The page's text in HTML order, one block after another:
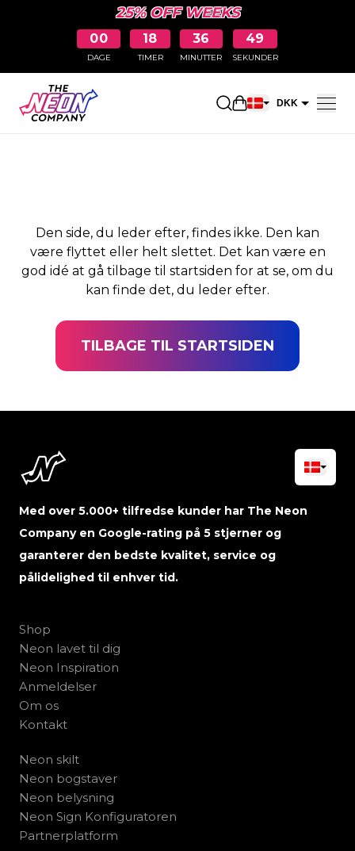
25% OFF WEEKS
00
DAGE
18
TIMER
36
MINUTTER
49
SEKUNDER
Åbn DKK
SIDEN BLEV IKKE
Den side, du leder efter, findes ikke. Den kan
være flyttet eller helt slettet. Det kan være en
god idé at gå tilbage til startsiden for at se, om du
kan finde det, du leder efter.
TILBAGE TIL STARTSIDEN
Med over 5.000+ tilfredse kunder har The Neon
Company en Google-rating på 5 stjerner og
garanterer den bedste kvalitet, service og
pålidelighed til enhver tid.
Shop
Neon lavet til dig
Neon Inspiration
Anmeldelser
Om os
Kontakt
Neon skilt
Neon bogstaver
Neon belysning
Neon Sign Konfiguratoren
Partnerplatform